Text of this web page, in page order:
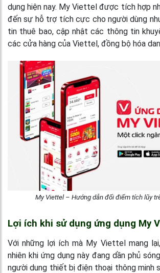
dụng hiện nay. My Viettel được tích hợp
đến sự hỗ trợ tích cực cho người dùng
tin thuê bao, cập nhật các thông tin
các cửa hàng của Viettel, đồng bộ hóa
My Viettel – Hướng dẫn đổi điểm tích lũy
Lợi ích khi sử dụng ứng dụng My
Với những lợi ích mà My Viettel mang
nhiên khi ứng dụng này đang dần phủ
người dung thiết bị điện thoại thông minh